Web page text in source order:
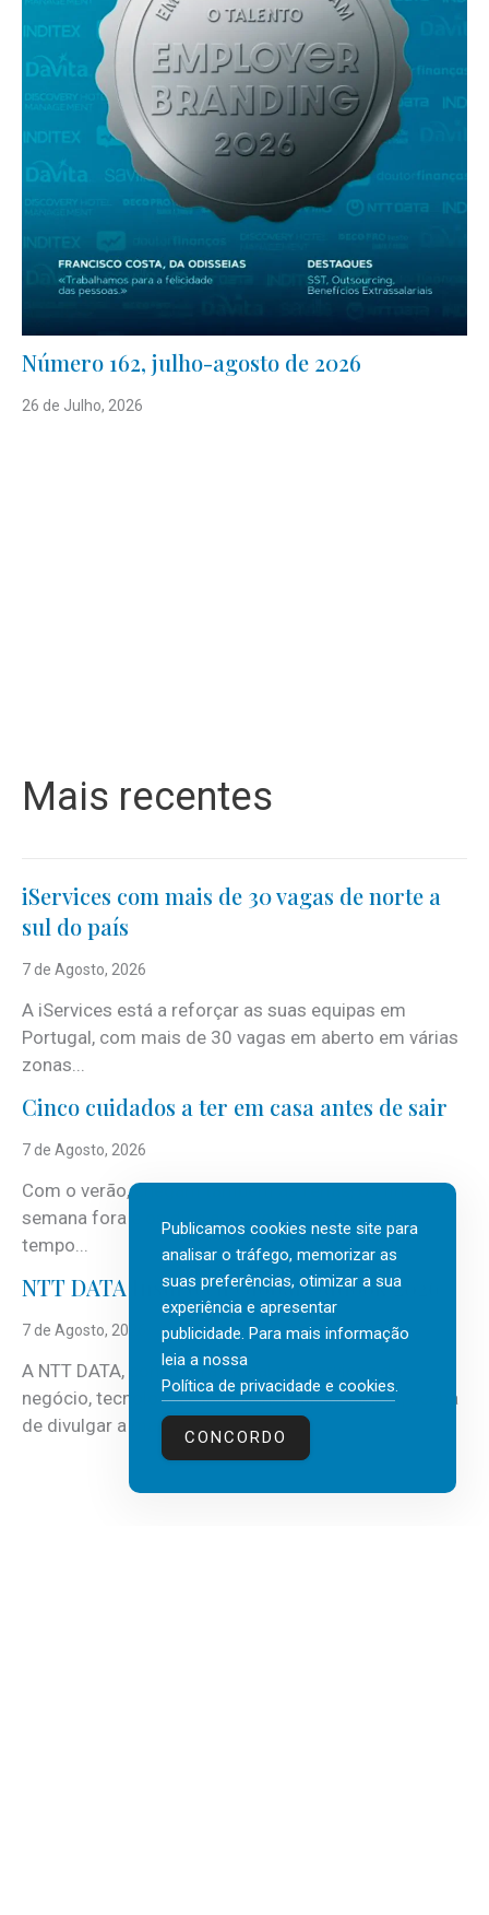
Número 162, julho-agosto de 2026
26 de Julho, 2026
Mais recentes
iServices com mais de 30 vagas de norte a
sul do país
7 de Agosto, 2026
A iServices está a reforçar as suas equipas em
Portugal, com mais de 30 vagas em aberto em várias
zonas...
Cinco cuidados a ter em casa antes de sair
7 de Agosto, 2026
Com o verão, chegam também as férias, os fins-de-
semana fora e os dias em que a casa fica mais
tempo...
NTT DATA Insurtech Global Outlook 2026
7 de Agosto, 2026
A NTT DATA, consultora global em serviços de
negócio, tecnologia e inteligência artificial (IA), acaba
de divulgar a mais recente...
Publicamos cookies neste site para
analisar o tráfego, memorizar as
suas preferências, otimizar a sua
experiência e apresentar
publicidade. Para mais informação
leia a nossa
Política de privacidade e cookies.
CONCORDO